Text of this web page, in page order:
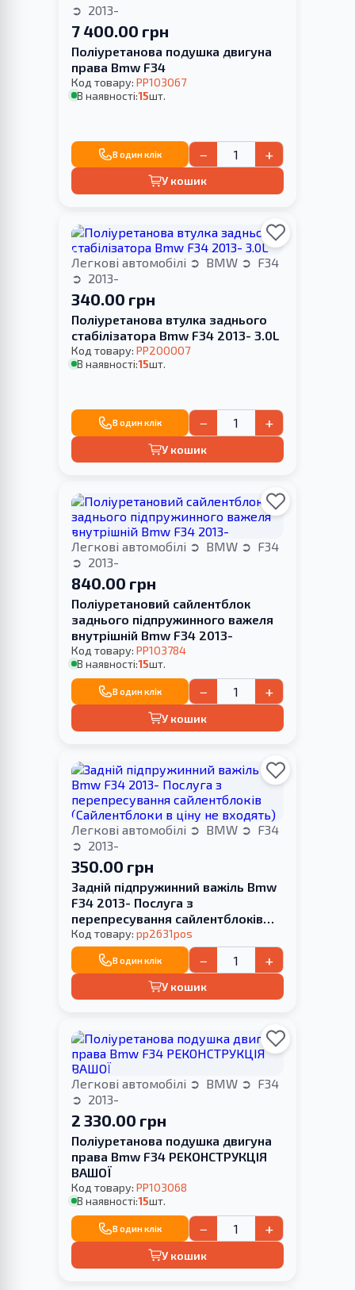
2013-
7 400.00 грн
Поліуретанова подушка двигуна
права Bmw F34
Код товару: PP103067
В наявності:15шт.
В один клік − +
У кошик
Легкові автомобілі BMW
F34
2013-
340.00 грн
Поліуретанова втулка заднього
стабілізатора Bmw F34 2013- 3.0L
Код товару: PP200007
В наявності:15шт.
В один клік − +
У кошик
Легкові автомобілі BMW
F34
2013-
840.00 грн
Поліуретановий сайлентблок
заднього підпружинного важеля
внутрішній Bmw F34 2013-
Код товару: PP103784
В наявності:15шт.
В один клік − +
У кошик
Легкові автомобілі BMW
F34
2013-
350.00 грн
Задній підпружинний важіль Bmw
F34 2013- Послуга з
перепресування сайлентблоків
(Сайлентблоки в ціну не входять)
Код товару: pp2631pos
В один клік − +
У кошик
Легкові автомобілі BMW
F34
2013-
2 330.00 грн
Поліуретанова подушка двигуна
права Bmw F34 РЕКОНСТРУКЦІЯ
ВАШОЇ
Код товару: PP103068
В наявності:15шт.
В один клік − +
У кошик